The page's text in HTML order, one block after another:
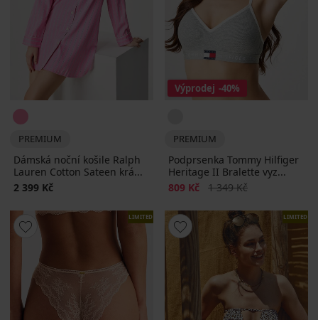
PREMIUM
Dámská noční košile Ralph
Lauren Cotton Sateen krá...
2 399 Kč
Výprodej -40%
PREMIUM
Podprsenka Tommy Hilfiger
Heritage II Bralette vyz...
Sleva
809 Kč Původní cena
1 349 Kč
LIMITED LIMITED